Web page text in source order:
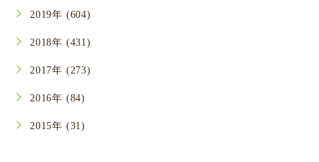
2019年 (604)
2018年 (431)
2017年 (273)
2016年 (84)
2015年 (31)